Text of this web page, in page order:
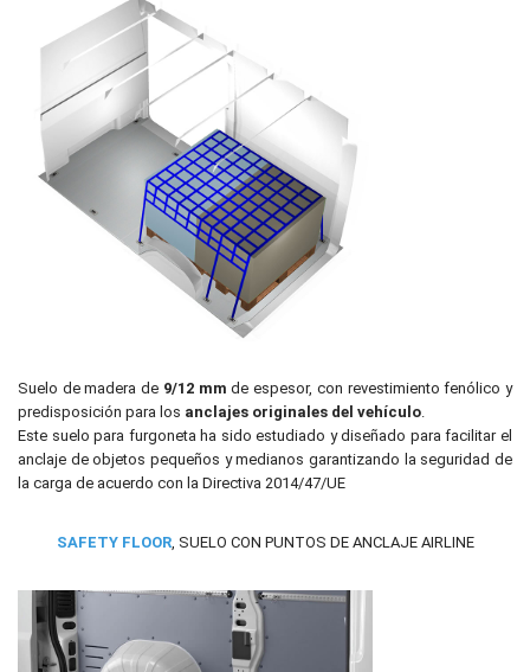
Suelo de madera de 9/12 mm de espesor, con revestimiento fenólico y
predisposición para los anclajes originales del vehículo.
Este suelo para furgoneta ha sido estudiado y diseñado para facilitar el
anclaje de objetos pequeños y medianos garantizando la seguridad de
la carga de acuerdo con la Directiva 2014/47/UE
SAFETY FLOOR, SUELO CON PUNTOS DE ANCLAJE AIRLINE